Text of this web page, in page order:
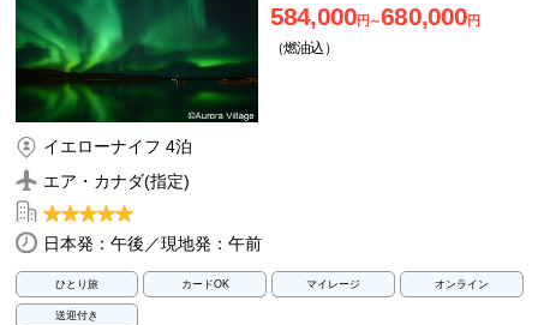
584,000円～680,000円
（燃油込）
イエローナイフ 4泊
エア・カナダ(指定)
日本発：午後／現地発：午前
ひとり旅 カードOK マイレージ オンライン
送迎付き